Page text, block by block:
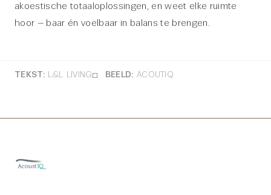
akoestische totaaloplossingen, en weet elke ruimte
hoor – baar én voelbaar in balans te brengen.
TEKST: L&L LIVING BEELD: ACOUTIQ